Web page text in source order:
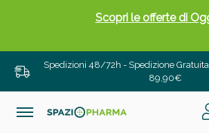
Spedizioni 48/72h - Spedizione
89,90€
Scopri le offerte di